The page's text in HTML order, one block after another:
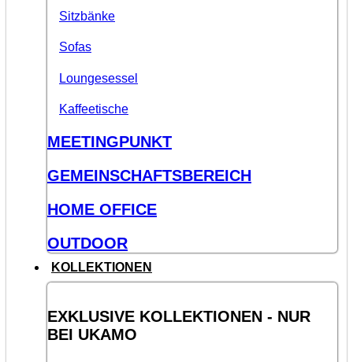
Sitzbänke
Sofas
Loungesessel
Kaffeetische
MEETINGPUNKT
GEMEINSCHAFTSBEREICH
HOME OFFICE
OUTDOOR
KOLLEKTIONEN
EXKLUSIVE KOLLEKTIONEN - NUR
BEI UKAMO